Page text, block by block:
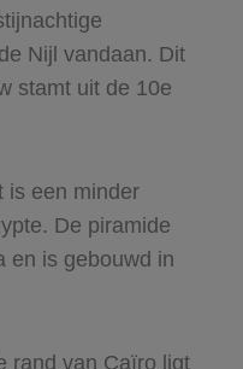
Nijl vandaan. Dit
stamt uit de 10e
is een minder
De piramide
en is gebouwd in
rand van Caïro ligt